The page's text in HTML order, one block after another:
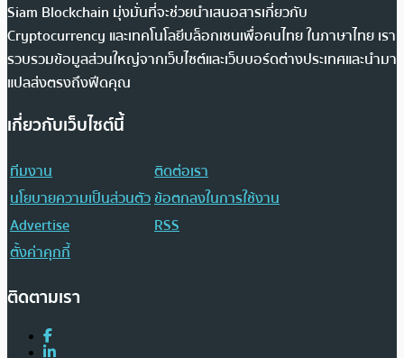
Siam Blockchain มุ่งมั่นที่จะช่วยนำเสนอสารเกี่ยวกับ
Cryptocurrency และเทคโนโลยีบล็อกเชนเพื่อคนไทย ในภาษาไทย เรา
รวบรวมข้อมูลส่วนใหญ่จากเว็บไซต์และเว็บบอร์ดต่างประเทศและนำมา
แปลส่งตรงถึงฟีดคุณ
เกี่ยวกับเว็บไซต์นี้
ทีมงาน
ติดต่อเรา
นโยบายความเป็นส่วนตัวข้อตกลงในการใช้งาน
Advertise
RSS
ตั้งค่าคุกกี้
ติดตามเรา